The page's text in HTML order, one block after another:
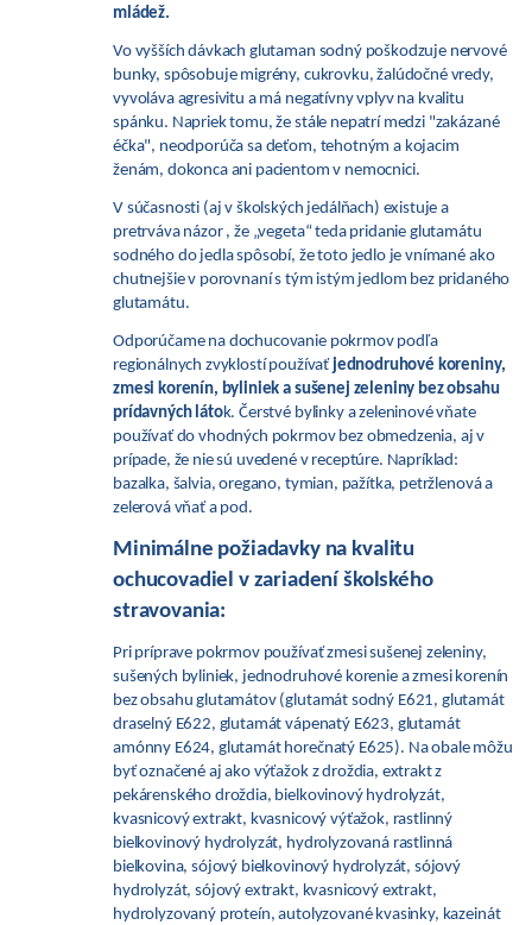
mládež.
Vo vyšších dávkach glutaman sodný poškodzuje nervové
bunky, spôsobuje migrény, cukrovku, žalúdočné vredy,
vyvoláva agresivitu a má negatívny vplyv na kvalitu
spánku. Napriek tomu, že stále nepatrí medzi "zakázané
éčka", neodporúča sa deťom, tehotným a kojacim
ženám, dokonca ani pacientom v nemocnici.
V súčasnosti (aj v školských jedálňach) existuje a
pretrváva názor , že „vegeta“ teda pridanie glutamátu
sodného do jedla spôsobí, že toto jedlo je vnímané ako
chutnejšie v porovnaní s tým istým jedlom bez pridaného
glutamátu.
Odporúčame na dochucovanie pokrmov podľa
regionálnych zvyklostí používať jednodruhové koreniny,
zmesi korenín, byliniek a sušenej zeleniny bez obsahu
prídavných látok. Čerstvé bylinky a zeleninové vňate
používať do vhodných pokrmov bez obmedzenia, aj v
prípade, že nie sú uvedené v receptúre. Napríklad:
bazalka, šalvia, oregano, tymian, pažítka, petržlenová a
zelerová vňať a pod.
Minimálne požiadavky na kvalitu
ochucovadiel v zariadení školského
stravovania:
Pri príprave pokrmov používať zmesi sušenej zeleniny,
sušených byliniek, jednodruhové korenie a zmesi korenín
bez obsahu glutamátov (glutamát sodný E621, glutamát
draselný E622, glutamát vápenatý E623, glutamát
amónny E624, glutamát horečnatý E625). Na obale môžu
byť označené aj ako výťažok z droždia, extrakt z
pekárenského droždia, bielkovinový hydrolyzát,
kvasnicový extrakt, kvasnicový výťažok, rastlinný
bielkovinový hydrolyzát, hydrolyzovaná rastlinná
bielkovina, sójový bielkovinový hydrolyzát, sójový
hydrolyzát, sójový extrakt, kvasnicový extrakt,
hydrolyzovaný proteín, autolyzované kvasinky, kazeinát